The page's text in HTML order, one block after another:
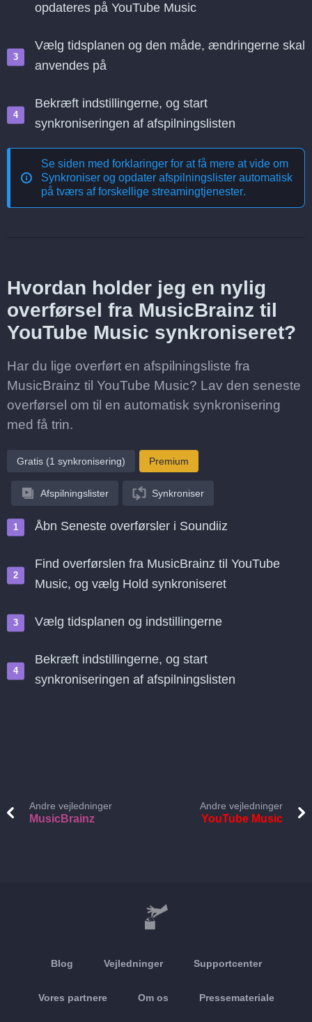
opdateres på YouTube Music
Vælg tidsplanen og den måde, ændringerne skal
anvendes på
Bekræft indstillingerne, og start
synkroniseringen af afspilningslisten
Se siden med forklaringer for at få mere at vide om
Synkroniser og opdater afspilningslister automatisk
på tværs af forskellige streamingtjenester.
Hvordan holder jeg en nylig
overførsel fra MusicBrainz til
YouTube Music synkroniseret?
Har du lige overført en afspilningsliste fra
MusicBrainz til YouTube Music? Lav den seneste
overførsel om til en automatisk synkronisering
med få trin.
Gratis (1 synkronisering) Premium
Afspilningslister Synkroniser
Åbn Seneste overførsler i Soundiiz
Find overførslen fra MusicBrainz til YouTube
Music, og vælg Hold synkroniseret
Vælg tidsplanen og indstillingerne
Bekræft indstillingerne, og start
synkroniseringen af afspilningslisten
Andre vejledninger
MusicBrainz
Andre vejledninger
YouTube Music
Blog Vejledninger Supportcenter
Vores partnere Om os Pressemateriale